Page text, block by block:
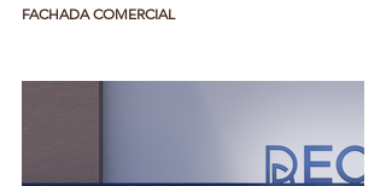
FACHADA COMERCIAL